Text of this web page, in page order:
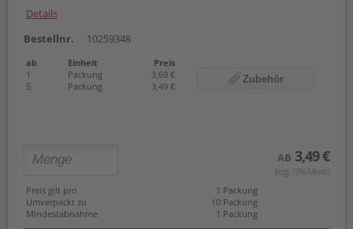
Details
Bestellnr.
10259348
ab Einheit
Preis
1
Packung
3,69 €
5
Packung 3,49 €
Zubehör
AB 3,49 €
(zzgl. 19% Mwst.)
Preis gilt pro
1 Packung
Umverpackt zu
10 Packung
Mindestabnahme
1 Packung